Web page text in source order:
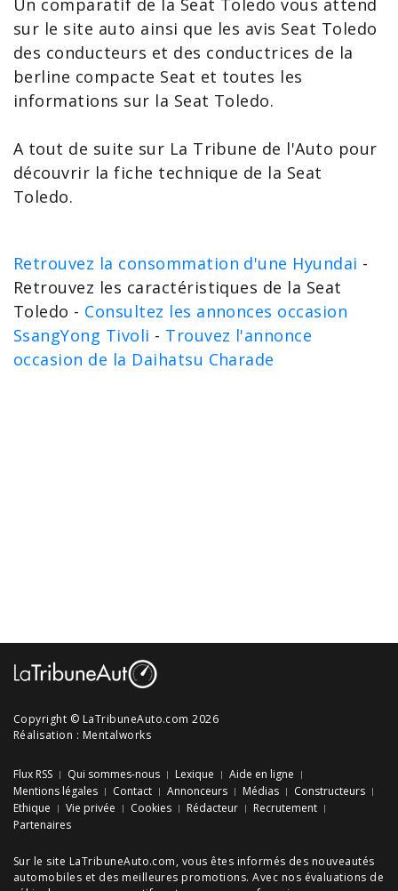
Un comparatif de la Seat Toledo vous attend
sur le site auto ainsi que les avis Seat Toledo
des conducteurs et des conductrices de la
berline compacte Seat et toutes les
informations sur la Seat Toledo.
A tout de suite sur La Tribune de l'Auto pour
découvrir lafiche technique de la Seat
Toledo.
Retrouvez la consommation d'une Hyundai -
Retrouvez les caractéristiques de la Seat
Toledo - Consultez les annonces occasion
SsangYong Tivoli - Trouvez l'annonce
occasion de la Daihatsu Charade
Copyright © LaTribuneAuto.com 2026
Réalisation : Mentalworks
Flux RSS Qui sommes-nous Lexique
Aide en ligne
Mentions légales
Contact Annonceurs Médias
Constructeurs
Ethique
Vie privée Cookies Rédacteur
Recrutement
Partenaires
Sur le site LaTribuneAuto.com, vous êtes informés des nouveautés
automobiles et des meilleures promotions. Avec nos évaluations de